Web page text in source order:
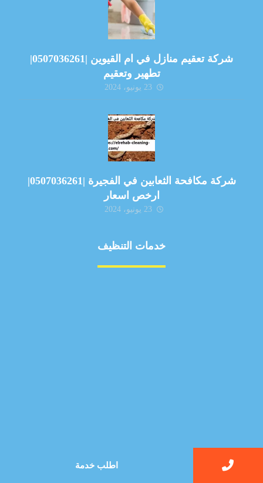
شركة تعقيم منازل في ام القيوين |0507036261|
تطهير وتعقيم
23 يونيو، 2024
شركة مكافحة الثعابين في الفجيرة |0507036261|
ارخص اسعار
23 يونيو، 2024
خدمات التنظيف
الخارجاطلب خدمة